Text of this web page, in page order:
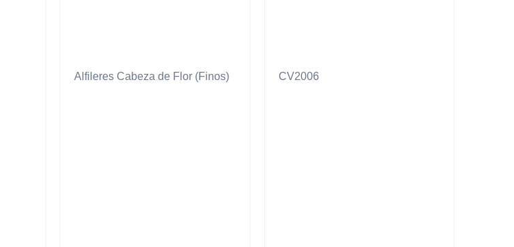
Alfileres Cabeza de Flor (Finos) CV2006